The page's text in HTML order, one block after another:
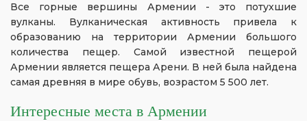
Все горные вершины Армении - это потухшие
вулканы. Вулканическая активность привела к
образованию на территории Армении большого
количества пещер. Самой известной пещерой
Армении является пещера Арени. В ней была найдена
самая древняя в мире обувь, возрастом 5 500 лет.
Интересные места в Армении